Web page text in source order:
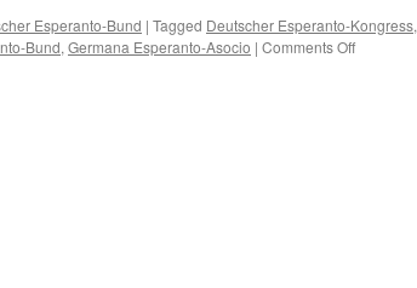
Esperanto-Bund | Tagged Deutscher Esperanto-Kongress,
Bund, Germana Esperanto-Asocio | Comments Offon